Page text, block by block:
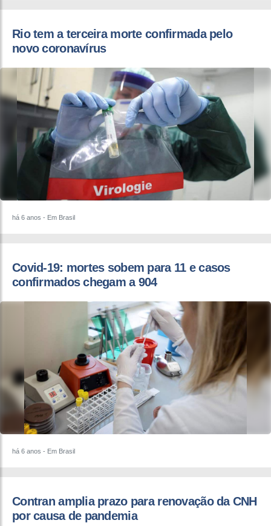
Rio tem a terceira morte confirmada pelo
novo coronavírus
há 6 anos - Em Brasil
Covid-19: mortes sobem para 11 e casos
confirmados chegam a 904
há 6 anos - Em Brasil
Contran amplia prazo para renovação da CNH
por causa de pandemia